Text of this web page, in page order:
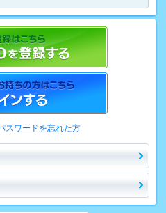
スワードを忘れた方